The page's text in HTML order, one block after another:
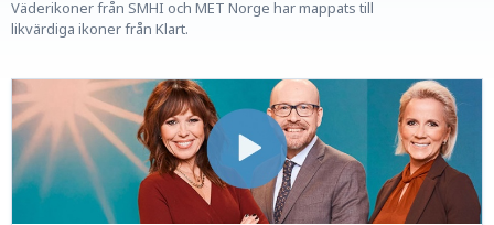
Väderikoner från SMHI och MET Norge har mappats till
likvärdiga ikoner från Klart.